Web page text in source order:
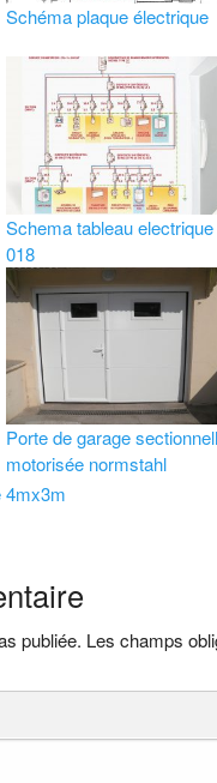
Schéma plaque électrique
Schema tableau electrique
018
Porte de garage
motorisée normstahl
4mx3m
publiée. Les champs